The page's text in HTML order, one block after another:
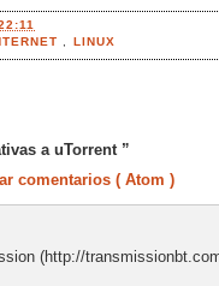
LINUX
a uTorrent ”
comentarios ( Atom )
(http://